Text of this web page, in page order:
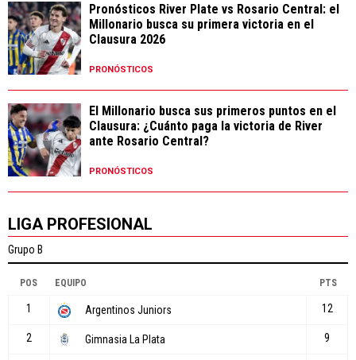
Pronósticos River Plate vs Rosario Central: el
Millonario busca su primera victoria en el
Clausura 2026
PRONÓSTICOS
El Millonario busca sus primeros puntos en el
Clausura: ¿Cuánto paga la victoria de River
ante Rosario Central?
PRONÓSTICOS
LIGA PROFESIONAL